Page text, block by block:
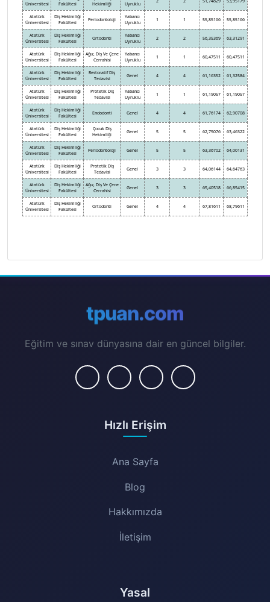
Üniversitesi
Fakültesi
Hekimliği
Uyruklu
2 2 51,74829 53,95179
Atatürk
Üniversitesi
Diş Hekimliği
Fakültesi
Periodontoloji
Yabancı
Uyruklu
1 1 55,85166 55,85166
Atatürk
Üniversitesi
Diş Hekimliği
Fakültesi
Ortodonti
Yabancı
Uyruklu
2 2 56,35369 63,31291
Atatürk
Üniversitesi
Diş Hekimliği
Fakültesi
Ağız, Diş Ve Çene
Cerrahisi
Yabancı
Uyruklu
1 1 60,47511 60,47511
Atatürk
Üniversitesi
Diş Hekimliği
Fakültesi
Restoratif Diş
Tedavisi
Genel 4 4 61,16352 61,32584
Atatürk
Üniversitesi
Diş Hekimliği
Fakültesi
Protetik Diş
Tedavisi
Yabancı
Uyruklu
1 1 61,19057 61,19057
Atatürk
Üniversitesi
Diş Hekimliği
Fakültesi
Endodonti Genel 4 4 61,76174 62,90708
Atatürk
Üniversitesi
Diş Hekimliği
Fakültesi
Çocuk Diş
Hekimliği
Genel 5 5 62,75076 63,46322
Atatürk
Üniversitesi
Diş Hekimliği
Fakültesi
Periodontoloji Genel 5 5 63,36702 64,00131
Atatürk
Üniversitesi
Diş Hekimliği
Fakültesi
Protetik Diş
Tedavisi
Genel 3 3 64,06144 64,64763
Atatürk
Üniversitesi
Diş Hekimliği
Fakültesi
Ağız, Diş Ve Çene
Cerrahisi
Genel 3 3 65,40518 66,85415
Atatürk
Üniversitesi
Diş Hekimliği
Fakültesi
Ortodonti Genel 4 4 67,81611 68,79611
tpuan.com
Eğitim ve sınav dünyasına dair en güncel bilgiler.
Hızlı Erişim
Ana Sayfa
Blog
Hakkımızda
İletişim
Yasal